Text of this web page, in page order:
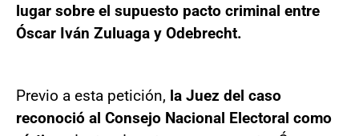
lugar sobre el supuesto pacto criminal entre
Óscar Iván Zuluaga y Odebrecht.
Previo a esta petición, la Juez del caso
reconoció al Consejo Nacional Electoral como